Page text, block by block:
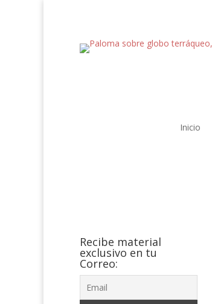
Inicio
Recibe material
exclusivo en tu
Correo: